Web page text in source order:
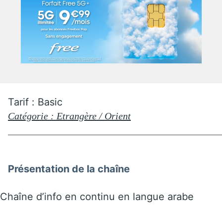
Tarif : Basic
Catégorie : Etrangère / Orient
Présentation de la chaîne
Chaîne d’info en continu en langue arabe